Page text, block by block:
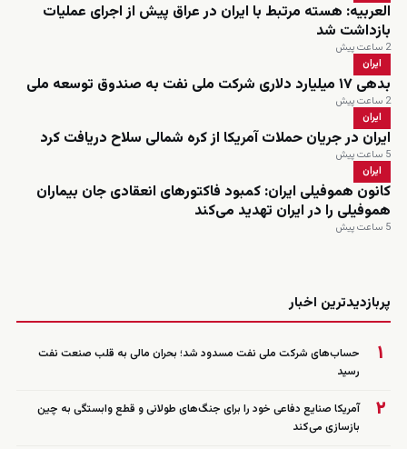
العربیه: هسته مرتبط با ایران در عراق پیش از اجرای عملیات
بازداشت شد
2 ساعت پیش
ایران
بدهی ۱۷ میلیارد دلاری شرکت ملی نفت به صندوق توسعه ملی
2 ساعت پیش
ایران
ایران در جریان حملات آمریکا از کره شمالی سلاح دریافت کرد
5 ساعت پیش
ایران
کانون هموفیلی ایران: کمبود فاکتورهای انعقادی جان بیماران
هموفیلی را در ایران تهدید می‌کند
5 ساعت پیش
پربازدیدترین اخبار
۱
حساب‌های شرکت ملی نفت مسدود شد؛ بحران مالی به قلب صنعت نفت
رسید
۲
آمریکا صنایع دفاعی خود را برای جنگ‌های طولانی و قطع وابستگی به چین
بازسازی می‌کند